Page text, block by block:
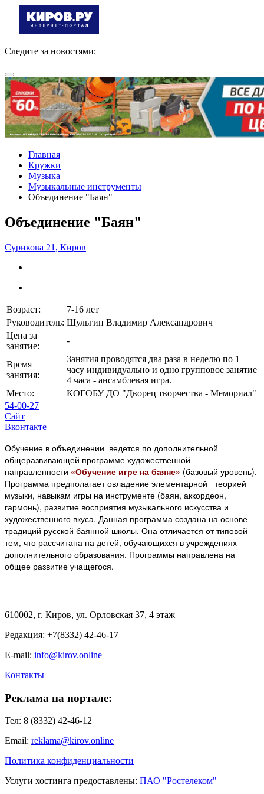
Следите за новостями:
Главная
Кружки
Музыка
Музыкальные инструменты
Объединение "Баян"
Объединение "Баян"
Сурикова 21, Киров
Возраст:
7-16 лет
Руководитель: Шульгин Владимир Александрович
Цена за
занятие:
-
Время
занятия:
Занятия проводятся два раза в неделю по 1
часу индивидуально и одно групповое занятие
4 часа - ансамблевая игра.
Место:
КОГОБУ ДО "Дворец творчества - Мемориал"
54-00-27
Сайт
Вконтакте
Обучение в объединении ведется по дополнительной
общеразвивающей программе художественной
направленности «Обучение игре на баяне» (базовый уровень).
Программа предполагает овладение элементарной теорией
музыки, навыкам игры на инструменте (баян, аккордеон,
гармонь), развитие восприятия музыкального искусства и
художественного вкуса. Данная программа создана на основе
традиций русской баянной школы. Она отличается от типовой
тем, что рассчитана на детей, обучающихся в учреждениях
дополнительного образования. Программы направлена на
общее развитие учащегося.
610002, г. Киров, ул. Орловская 37, 4 этаж
Редакция: +7(8332) 42-46-17
E-mail: info@kirov.online
Контакты
Реклама на портале:
Тел: 8 (8332) 42-46-12
Email: reklama@kirov.online
Политика конфиденциальности
Услуги хостинга предоставлены: ПАО "Ростелеком"